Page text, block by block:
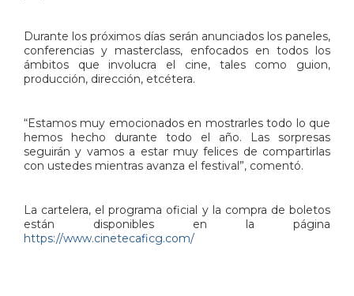
Durante los próximos días serán anunciados los paneles,
conferencias y masterclass, enfocados en todos los
ámbitos que involucra el cine, tales como guion,
producción, dirección, etcétera.
“Estamos muy emocionados en mostrarles todo lo que
hemos hecho durante todo el año. Las sorpresas
seguirán y vamos a estar muy felices de compartirlas
con ustedes mientras avanza el festival”, comentó.
La cartelera, el programa oficial y la compra de boletos
están disponibles en la página
https://www.cinetecaficg.com/